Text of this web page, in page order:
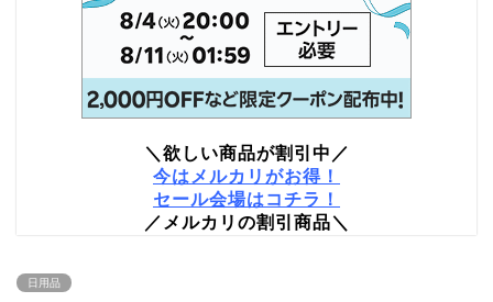
＼欲しい商品が割引中／
今はメルカリがお得！
セール会場はコチラ！
／メルカリの割引商品＼
日用品